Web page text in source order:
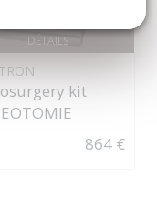
DÉTAILS
kit
864 €